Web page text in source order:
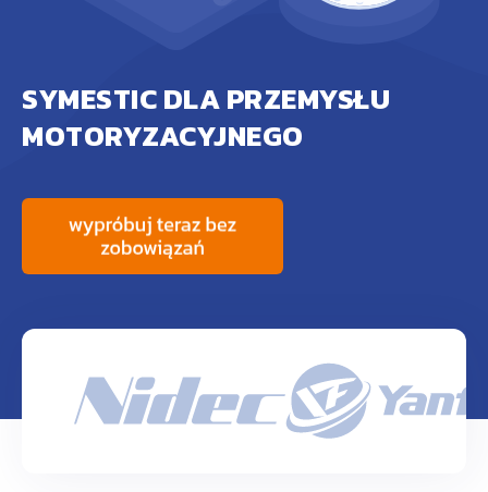
SYMESTIC DLA PRZEMYSŁU
MOTORYZACYJNEGO